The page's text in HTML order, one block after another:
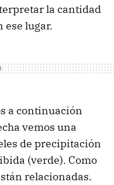
la cantidad
ese lugar.
a continuación
vemos una
de precipitación
(verde). Como
relacionadas.